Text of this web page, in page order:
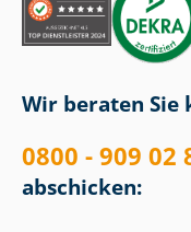
Wir beraten Sie
0800 - 909 02
abschicken: